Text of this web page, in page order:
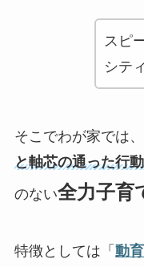
スピ
シテ
そこでわが家では
と軸芯の通った行動
のない全力子育
特徴としては「 動育